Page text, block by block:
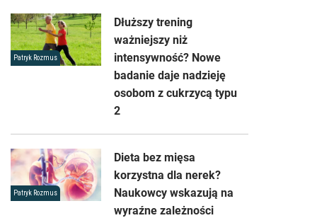
Patryk Rozmus
Dłuższy trening
ważniejszy niż
intensywność? Nowe
badanie daje nadzieję
osobom z cukrzycą typu
2
Patryk Rozmus
Dieta bez mięsa
korzystna dla nerek?
Naukowcy wskazują na
wyraźne zależności